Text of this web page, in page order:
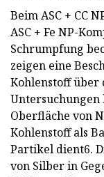
Beim ASC + CC
ASC + Fe NP-
Schrumpfung
zeigen eine
Kohlenstoff über
Untersuchungen
Oberfläche von
Kohlenstoff als
Partikel dient6.
von Silber in